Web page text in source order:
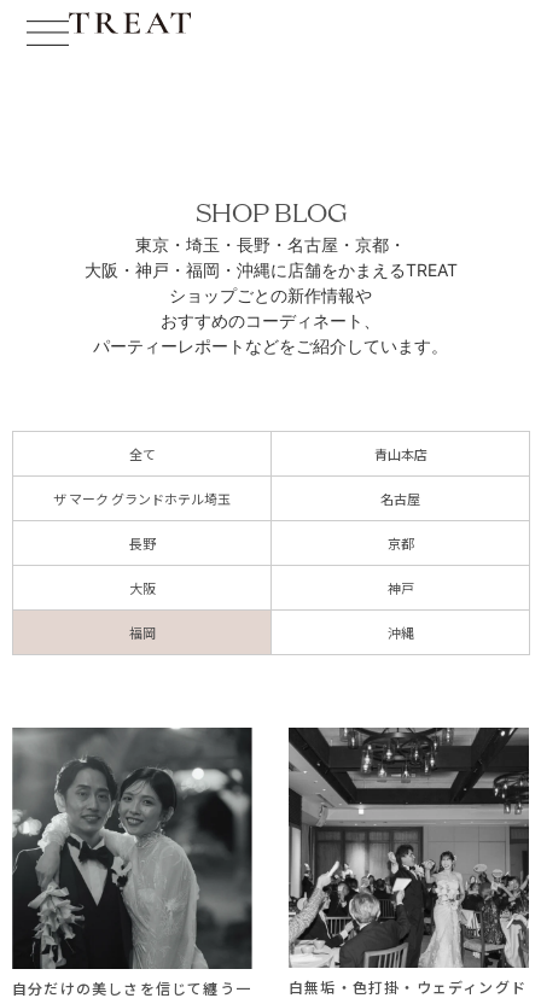
SHOP BLOG
東京・埼玉・長野・名古屋・京都・
大阪・神戸・福岡・沖縄に 店舗をかまえるTREAT
ショップごとの新作情報や
おすすめのコーディネート、
パーティーレポートなどをご紹介しています。
全て 青山本店
ザ マーク グランドホテル埼玉 名古屋
長野 京都
大阪 神戸
福岡 沖縄
自分だけの美しさを信じて纏う一
白無垢・色打掛・ウェディングド